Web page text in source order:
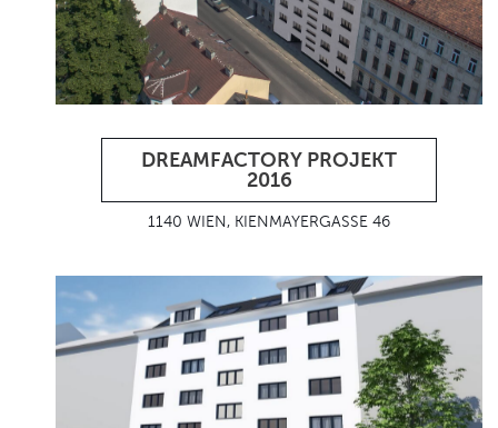
DREAMFACTORY PROJEKT
2016
1140 WIEN, KIENMAYERGASSE 46